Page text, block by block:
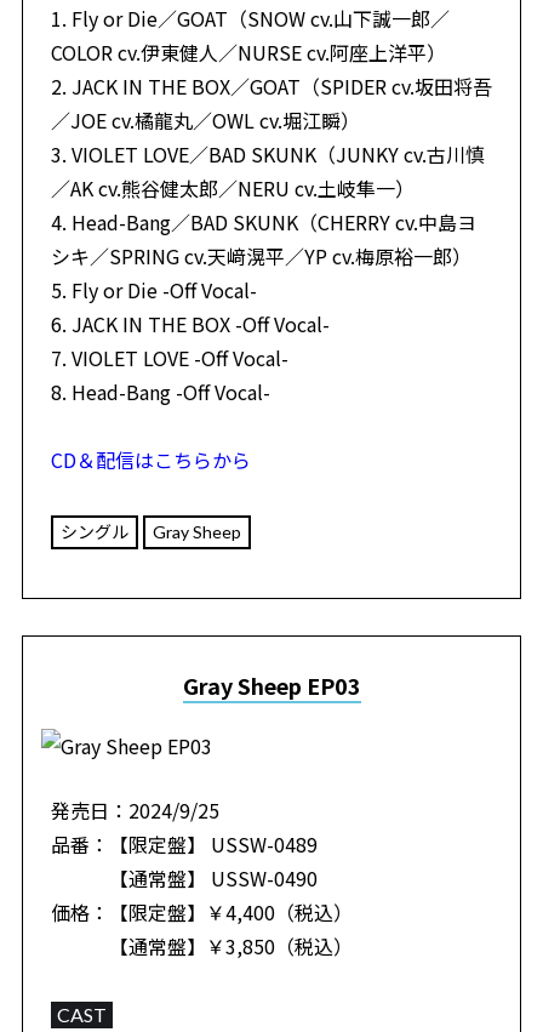
1. Fly or Die／GOAT（SNOW cv.山下誠一郎／
COLOR cv.伊東健人／NURSE cv.阿座上洋平）
2. JACK IN THE BOX／GOAT（SPIDER cv.坂田将吾
／JOE cv.橘龍丸／OWL cv.堀江瞬）
3. VIOLET LOVE／BAD SKUNK（JUNKY cv.古川慎
／AK cv.熊谷健太郎／NERU cv.土岐隼一）
4. Head-Bang／BAD SKUNK（CHERRY cv.中島ヨ
シキ／SPRING cv.天﨑滉平／YP cv.梅原裕一郎）
5. Fly or Die -Off Vocal-
6. JACK IN THE BOX -Off Vocal-
7. VIOLET LOVE -Off Vocal-
8. Head-Bang -Off Vocal-
CD＆配信はこちらから
シングル Gray Sheep
Gray Sheep EP03
発売日：2024/9/25
品番：【限定盤】 USSW-0489
【通常盤】 USSW-0490
価格：【限定盤】￥4,400（税込）
【通常盤】￥3,850（税込）
CAST